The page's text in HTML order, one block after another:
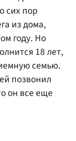
сих пор
из дома,
году. Но
18 лет,
семью.
позвонил
он все еще